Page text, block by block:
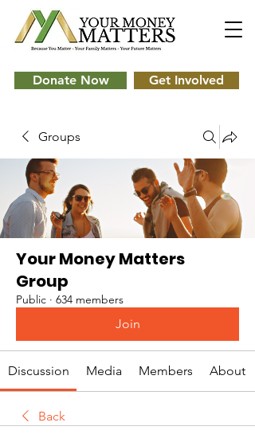
Donate Now Get Involved
Groups
Your Money Matters
Group
Public · 634 members
Join
Discussion Media Members About
Back